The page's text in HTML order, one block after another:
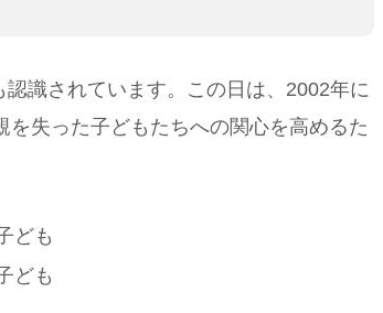
識されています。この日は、2002年に
失った子どもたちへの関心を高めるた
ども
ども